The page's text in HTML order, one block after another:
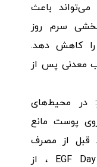
باعث
سرم روز
جوانساز EGF Day Serum را کاهش دهد.
معدنی پس از
در محیط‌های
پوست مانع
از مصرف
سرم روز جوانساز EGF Day Serum ، از